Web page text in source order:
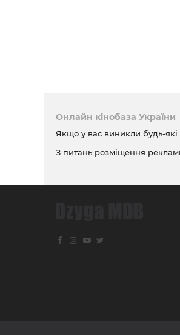
Онлайн кінобаза України
Якщо у вас виникли будь-які
З питань розміщення